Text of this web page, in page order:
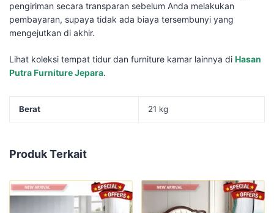
pengiriman secara transparan sebelum Anda melakukan
pembayaran, supaya tidak ada biaya tersembunyi yang
mengejutkan di akhir.
Lihat koleksi tempat tidur dan furniture kamar lainnya di Hasan
Putra Furniture Jepara.
Berat 21 kg
Produk Terkait